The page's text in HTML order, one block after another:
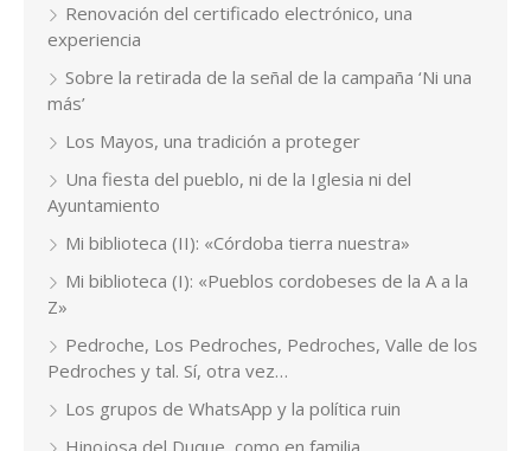
Renovación del certificado electrónico, una
experiencia
Sobre la retirada de la señal de la campaña ‘Ni una
más’
Los Mayos, una tradición a proteger
Una fiesta del pueblo, ni de la Iglesia ni del
Ayuntamiento
Mi biblioteca (II): «Córdoba tierra nuestra»
Mi biblioteca (I): «Pueblos cordobeses de la A a la
Z»
Pedroche, Los Pedroches, Pedroches, Valle de los
Pedroches y tal. Sí, otra vez…
Los grupos de WhatsApp y la política ruin